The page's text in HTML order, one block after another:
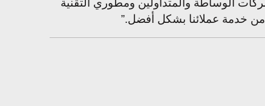
الوساطة والمتداولين ومطوري التقنية
من خدمة عملائنا بشكل أفضل.”